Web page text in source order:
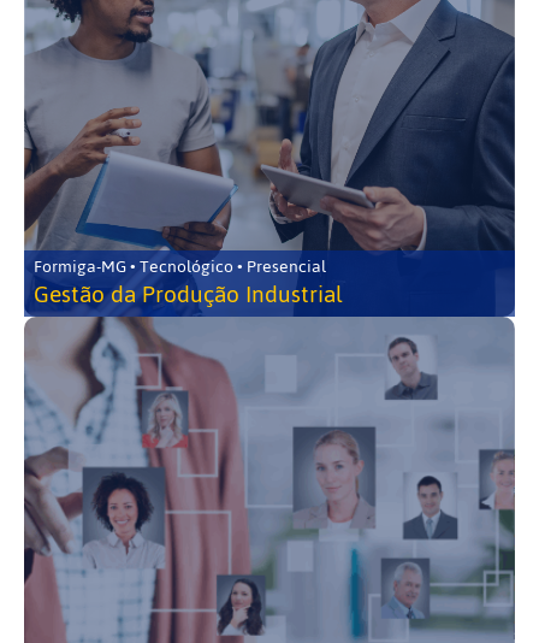
Formiga-MG • Tecnológico • Presencial
Gestão da Produção Industrial